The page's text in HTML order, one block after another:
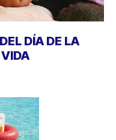
DÍA DE LA